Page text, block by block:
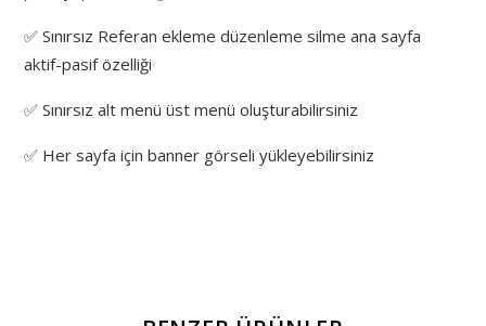
✅ Sınırsız Referan ekleme düzenleme silme ana sayfa
aktif-pasif özelliği
✅ Sınırsız alt menü üst menü oluşturabilirsiniz
✅ Her sayfa için banner görseli yükleyebilirsiniz